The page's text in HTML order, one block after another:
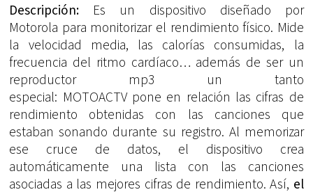
Descripción: Es un dispositivo diseñado por
Motorola para monitorizar el rendimiento físico. Mide
la velocidad media, las calorías consumidas, la
frecuencia del ritmo cardíaco… además de ser un
reproductor mp3 un tanto
especial: MOTOACTV pone en relación las cifras de
rendimiento obtenidas con las canciones que
estaban sonando durante su registro. Al memorizar
ese cruce de datos, el dispositivo crea
automáticamente una lista con las canciones
asociadas a las mejores cifras de rendimiento. Así, el